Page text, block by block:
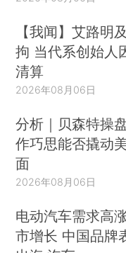
【我闻】艾路明
拘 当代系创始人
清算
2026年08月06日
分析｜贝森特操
作巧思能否撬动
面
2026年08月06日
电动汽车需求高
市增长 中国品牌